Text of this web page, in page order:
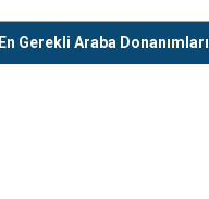
En Gerekli Araba Donanımları